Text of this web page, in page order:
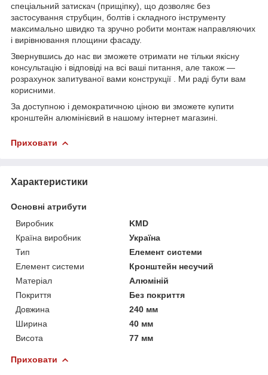
спеціальний затискач (прищіпку), що дозволяє без
застосування струбцин, болтів і складного інструменту
максимально швидко та зручно робити монтаж направляючих
і вирівнювання площини фасаду.
Звернувшись до нас ви зможете отримати не тільки якісну
консультацію і відповіді на всі ваші питання, але також ―
розрахунок запитуваної вами конструкції . Ми раді бути вам
корисними.
За доступною і демократичною ціною ви зможете купити
кронштейн алюмінієвий в нашому інтернет магазині.
Приховати
Характеристики
Основні атрибути
Виробник
KMD
Країна виробник
Україна
Тип
Елемент системи
Елемент системи
Кронштейн несучий
Матеріал
Алюміній
Покриття
Без покриття
Довжина
240 мм
Ширина
40 мм
Висота
77 мм
Приховати